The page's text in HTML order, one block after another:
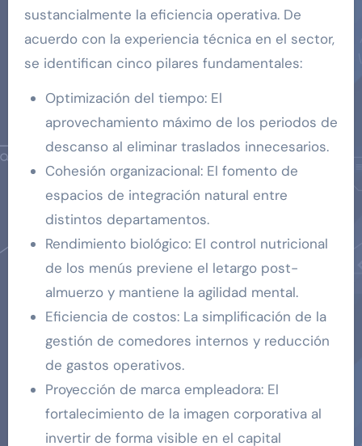
sustancialmente la eficiencia operativa. De
acuerdo con la experiencia técnica en el sector,
se identifican cinco pilares fundamentales:
Optimización del tiempo: El
aprovechamiento máximo de los periodos de
descanso al eliminar traslados innecesarios.
Cohesión organizacional: El fomento de
espacios de integración natural entre
distintos departamentos.
Rendimiento biológico: El control nutricional
de los menús previene el letargo post-
almuerzo y mantiene la agilidad mental.
Eficiencia de costos: La simplificación de la
gestión de comedores internos y reducción
de gastos operativos.
Proyección de marca empleadora: El
fortalecimiento de la imagen corporativa al
invertir de forma visible en el capital